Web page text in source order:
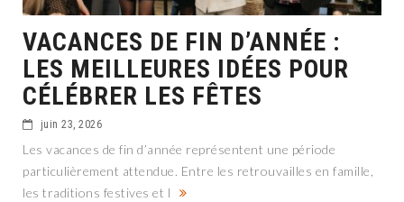
VACANCES DE FIN D’ANNÉE :
LES MEILLEURES IDÉES POUR
CÉLÉBRER LES FÊTES
juin 23, 2026
Les vacances de fin d’année représentent une période
particulièrement attendue. Entre les retrouvailles en famille,
les traditions festives et l